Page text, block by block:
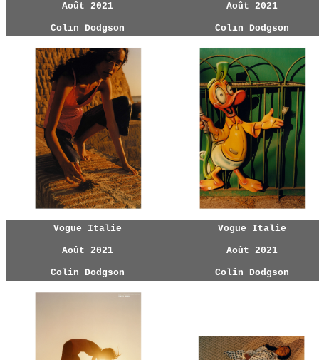
Août 2021
Colin Dodgson
Août 2021
Colin Dodgson
Vogue Italie
Août 2021
Colin Dodgson
Vogue Italie
Août 2021
Colin Dodgson